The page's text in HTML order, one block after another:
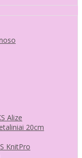
Alize
20cm
KnitPro